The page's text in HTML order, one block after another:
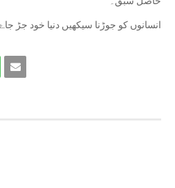
انسانوں کو جوڑنا سیکھیں دنیا خود جڑ